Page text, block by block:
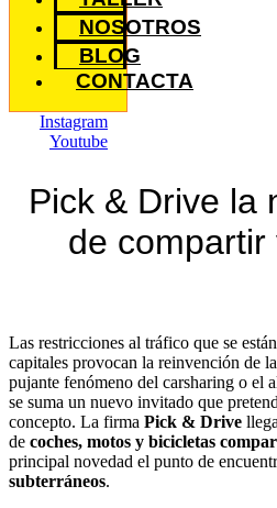
NOSOTROS
BLOG
CONTACTA
Instagram
Youtube
Pick & Drive la
de
Las restricciones al tráfico que se
capitales provocan la reinvención de
pujante fenómeno del carsharing o el
se suma un nuevo invitado que
concepto. La firma Pick & Drive
de coches, motos y bicicletas
principal novedad el punto de
subterráneos.